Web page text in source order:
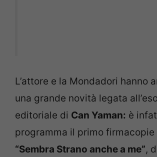
L’attore e la Mondadori hanno
una grande novità legata
editoriale di Can Yaman: è
programma il primo
“Sembra Strano anche a me”,